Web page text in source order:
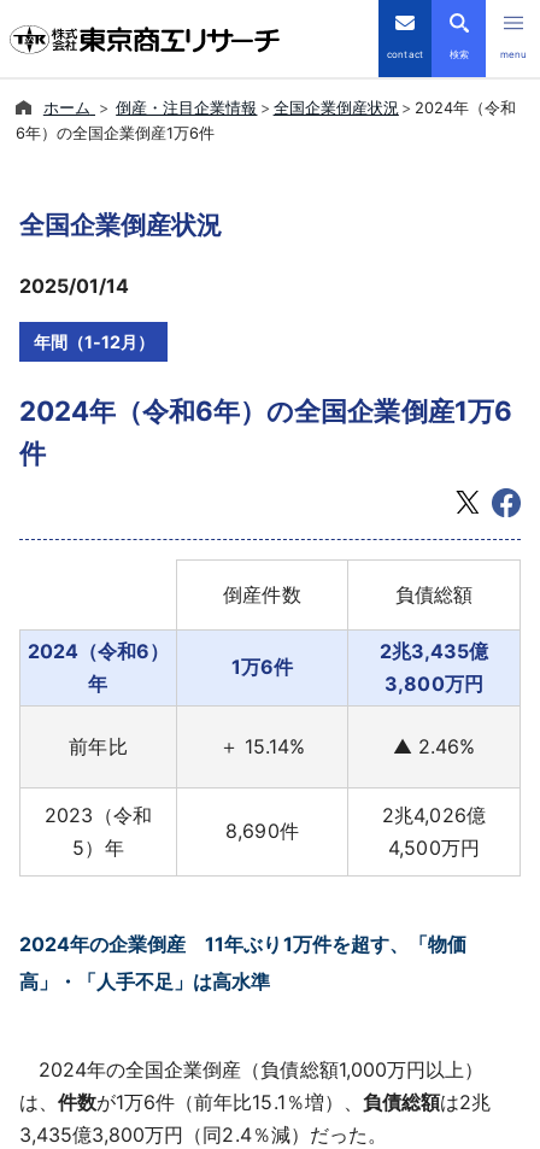
contact 検索 menu
倒産・注目企業情報
採用情報
よくあるご質問
ホーム 倒産・注目企業情報 全国企業倒産状況
2024年（令和
6年）の全国企業倒産1万6件
全国企業倒産状況
2025/01/14
年間（1-12月）
2024年（令和6年）の全国企業倒産1万6
件
倒産件数 負債総額
2024（令和6）
年
1万6件
2兆3,435億
3,800万円
前年比 ＋ 15.14% ▲ 2.46%
2023（令和
5）年
8,690件
2兆4,026億
4,500万円
2024年の企業倒産 11年ぶり1万件を超す、「物価
高」・「人手不足」は高水準
2024年の全国企業倒産（負債総額1,000万円以上）
は、件数が1万6件（前年比15.1％増）、 負債総額は2兆
3,435億3,800万円（同2.4％減）だった。